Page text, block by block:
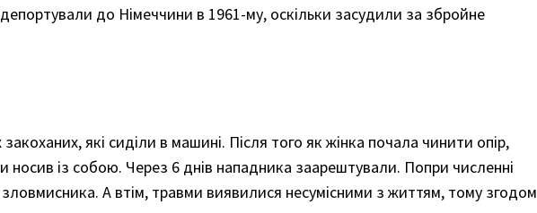
до Німеччини в 1961-му, оскільки засудили за збройне
які сиділи в машині. Після того як жінка почала чинити опір,
із собою. Через 6 днів нападника заарештували. Попри численні
А втім, травми виявилися несумісними з життям, тому згодом